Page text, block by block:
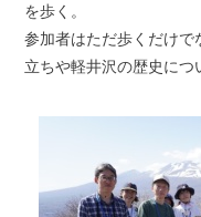
を歩く。
参加者はただ歩くだけで
立ちや軽井沢の歴史につ